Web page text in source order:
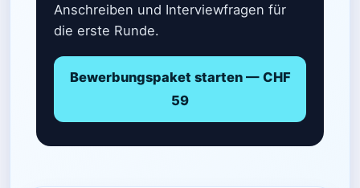
Anschreiben und Interviewfragen für
die erste Runde.
Bewerbungspaket starten — CHF
59